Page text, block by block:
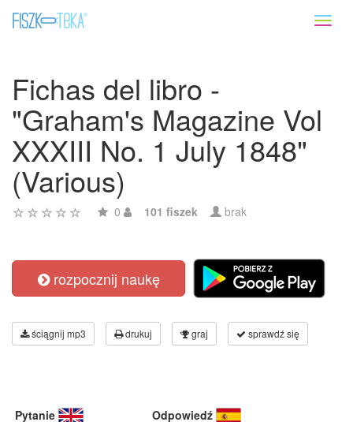
Fichas del libro -
"Graham's Magazine Vol
XXXIII No. 1 July 1848"
(Various)
0 101 fiszek brak
rozpocznij naukę
ściągnij mp3 drukuj graj sprawdź się
Pytanie Odpowiedź